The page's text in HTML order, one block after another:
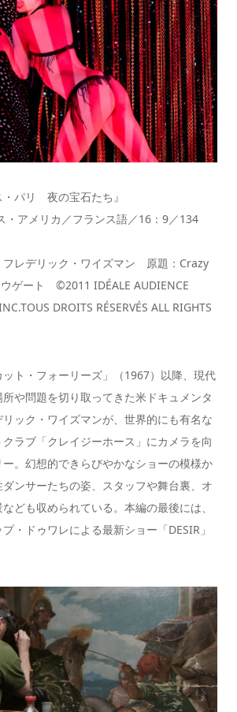
・パリ 夜の宝石たち』
・アメリカ／フランス語／16：9／134
フレデリック・ワイズマン 原題：Crazy
ゲート ©2011 IDÉALE AUDIENCE
DROITS RÉSERVÉS ALL RIGHTS
ト・フォーリーズ」（1967）以降、現代
や問題を切り取ってきた米ドキュメンタ
ック・ワイズマンが、世界的にも有名な
ラブ「クレイジーホース」にカメラを向
。幻想的できらびやかなショーの模様か
ンサーたちの姿、スタッフや舞台裏、オ
ども収められている。本編の最後には、
・ドゥワレによる最新ショー「DESIR」